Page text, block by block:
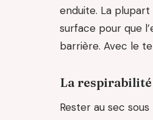
enduite. La
surface pour que
barrière. Avec le
La respirabilité
Rester au sec